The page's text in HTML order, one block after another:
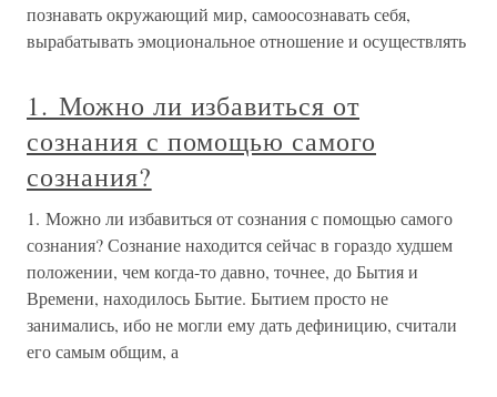
познавать окружающий мир, самоосознавать себя,
вырабатывать эмоциональное отношение и осуществлять
1. Можно ли избавиться от
сознания с помощью самого
сознания?
1. Можно ли избавиться от сознания с помощью самого
сознания? Сознание находится сейчас в гораздо худшем
положении, чем когда-то давно, точнее, до Бытия и
Времени, находилось Бытие. Бытием просто не
занимались, ибо не могли ему дать дефиницию, считали
его самым общим, а